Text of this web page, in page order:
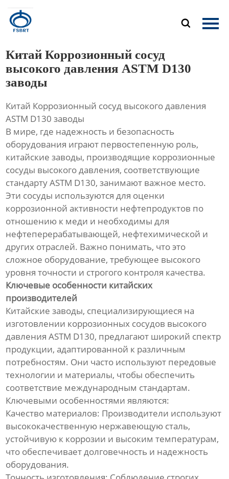

Главная
Новости
Контакты
Китай Коррозионный сосуд
высокого давления ASTM D130
заводы
Китай Коррозионный сосуд высокого давления
ASTM D130 заводы
В мире, где надежность и безопасность
оборудования играют первостепенную роль,
китайские заводы, производящие коррозионные
сосуды высокого давления, соответствующие
стандарту ASTM D130, занимают важное место.
Эти сосуды используются для оценки
коррозионной активности нефтепродуктов по
отношению к меди и необходимы для
нефтеперерабатывающей, нефтехимической и
других отраслей. Важно понимать, что это
сложное оборудование, требующее высокого
уровня точности и строгого контроля качества.
Ключевые особенности китайских
производителей
Китайские заводы, специализирующиеся на
изготовлении коррозионных сосудов высокого
давления ASTM D130, предлагают широкий спектр
продукции, адаптированной к различным
потребностям. Они часто используют передовые
технологии и материалы, чтобы обеспечить
соответствие международным стандартам.
Ключевыми особенностями являются:
Качество материалов: Производители используют
высококачественную нержавеющую сталь,
устойчивую к коррозии и высоким температурам,
что обеспечивает долговечность и надежность
оборудования.